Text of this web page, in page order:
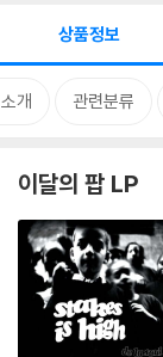
상품정보
개 관련분류
이달의 팝 LP